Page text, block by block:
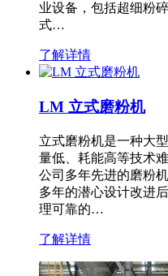
业设备，包括超细粉
式…
了解详情
LM 立式磨粉机
立式磨粉机是一种大
量低、耗能高等技术
公司多年先进的磨粉
多年的潜心设计改进
理可靠的…
了解详情